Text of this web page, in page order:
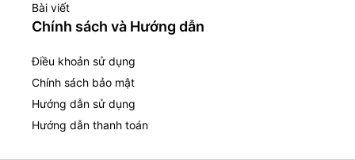
Bài viết
Chính sách và Hướng dẫn
Điều khoản sử dụng
Chính sách bảo mật
Hướng dẫn sử dụng
Hướng dẫn thanh toán